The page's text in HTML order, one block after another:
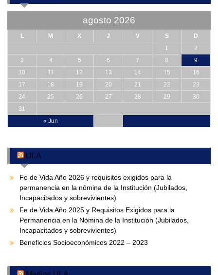
agosto 2026
L M X J V S D
« Jun
1
2
3
4 5 6 7 8
9
10
11 12 13 14 15
16
17
18 19 20 21 22
23
24
25 26 27 28 29
30
31
ULA
Fe de Vida Año 2026 y requisitos exigidos para la
permanencia en la nómina de la Institución (Jubilados,
Incapacitados y sobrevivientes)
Fe de Vida Año 2025 y Requisitos Exigidos para la
Permanencia en la Nómina de la Institución (Jubilados,
Incapacitados y sobrevivientes)
Beneficios Socioeconómicos 2022 – 2023